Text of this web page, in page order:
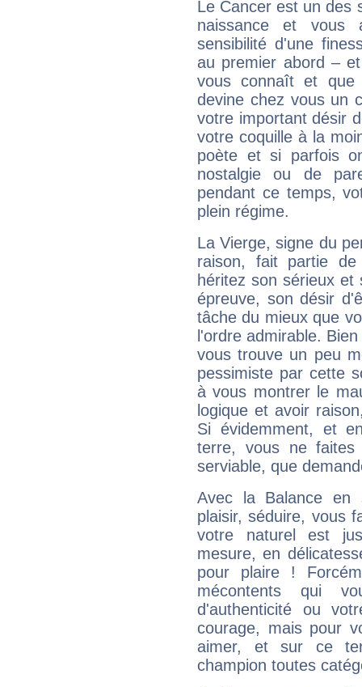
Le Cancer est un des
naissance et vous
sensibilité d'une
au premier abord –
vous connaît et
devine chez vous un
votre important désir
votre coquille à la
poète et si parfois
nostalgie ou de
pendant ce temps,
plein régime.
La Vierge, signe du
raison, fait partie
héritez son sérieux
épreuve, son désir
tâche du mieux que
l'ordre admirable.
vous trouve un peu
pessimiste par cette
à vous montrer le
logique et avoir
Si évidemment, et
terre, vous ne
serviable, que
Avec la Balance en
plaisir, séduire, vous
votre naturel est
mesure, en
pour plaire !
mécontents qui
d'authenticité ou
courage, mais pour
aimer, et sur ce
champion toutes